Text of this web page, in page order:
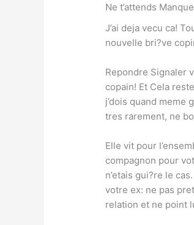
Ne t’attends
J’ai deja vecu ca!
nouvelle bri?ve
Repondre Signaler
copain! Et Cela
j’dois quand meme
tres rarement, ne
Elle vit pour
compagnon pour
n’etais gui?re le
votre ex: ne pas
relation et ne point